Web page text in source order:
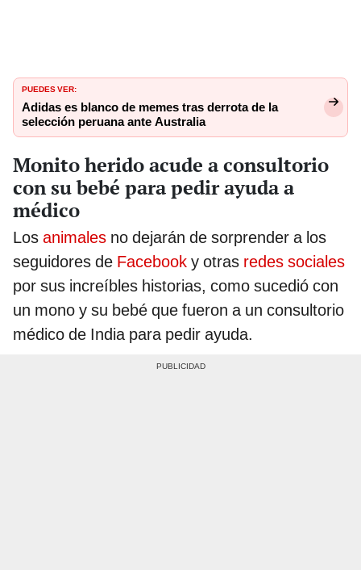
PUEDES VER:
Adidas es blanco de memes tras derrota de la
selección peruana ante Australia
Monito herido acude a consultorio
con su bebé para pedir ayuda a
médico
Los animales no dejarán de sorprender a los
seguidores de Facebook y otras redes sociales
por sus increíbles historias, como sucedió con
un mono y su bebé que fueron a un consultorio
médico de India para pedir ayuda.